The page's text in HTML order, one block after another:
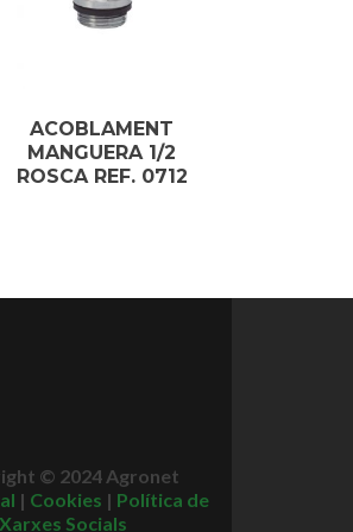
ACOBLAMENT
MANGUERA 1/2
ROSCA REF. 0712
© 2024 Agronet
| Cookies | Política de
Xarxes Socials